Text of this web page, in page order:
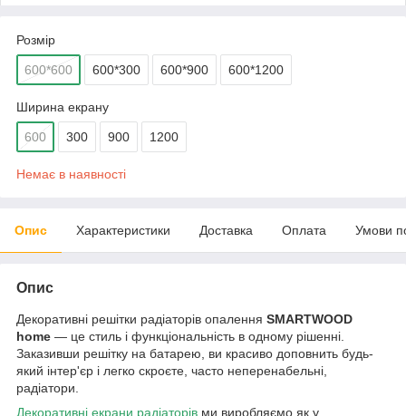
Розмір
600*600 600*300 600*900 600*1200
Ширина екрану
600 300 900 1200
Немає в наявності
Опис Характеристики Доставка Оплата Умови
Опис
Декоративні решітки радіаторів опалення SMARTWOOD
home — це стиль і функціональність в одному рішенні.
Заказивши решітку на батарею, ви красиво доповнить будь-
який інтер'єр і легко скроєте, часто неперенабельні,
радіатори.
Декоративні екрани радіаторів ми виробляємо як у